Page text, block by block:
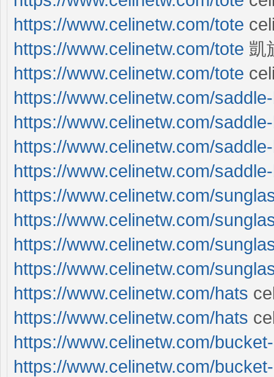
https://www.celinetw.com/tote
https://www.celinetw.com/tote 凱
https://www.celinetw.com/tote
https://www.celinetw.com/
https://www.celinetw.com/
https://www.celinetw.com/
https://www.celinetw.com/
https://www.celinetw.com/
https://www.celinetw.com/
https://www.celinetw.com/
https://www.celinetw.com/
https://www.celinetw.com/hats
https://www.celinetw.com/hats
https://www.celinetw.com/
https://www.celinetw.com/